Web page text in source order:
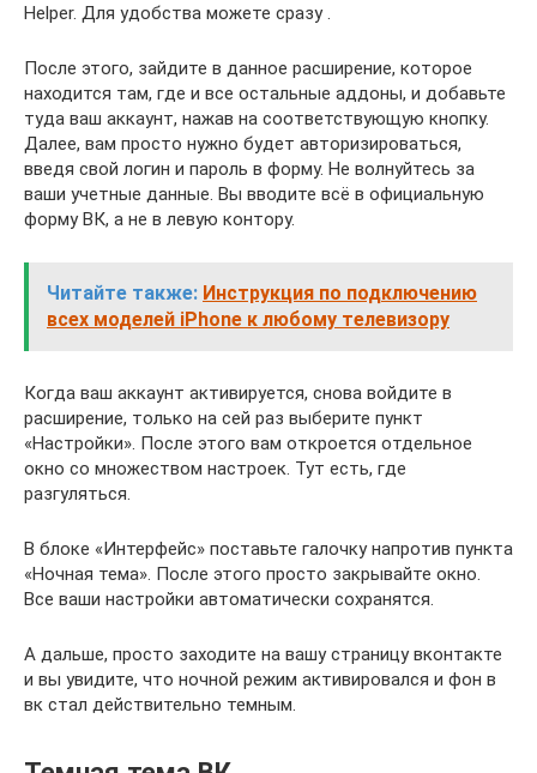
Helper. Для удобства можете сразу .
После этого, зайдите в данное расширение, которое
находится там, где и все остальные аддоны, и добавьте
туда ваш аккаунт, нажав на соответствующую кнопку.
Далее, вам просто нужно будет авторизироваться,
введя свой логин и пароль в форму. Не волнуйтесь за
ваши учетные данные. Вы вводите всё в официальную
форму ВК, а не в левую контору.
Читайте также: Инструкция по подключению
всех моделей iPhone к любому телевизору
Когда ваш аккаунт активируется, снова войдите в
расширение, только на сей раз выберите пункт
«Настройки». После этого вам откроется отдельное
окно со множеством настроек. Тут есть, где
разгуляться.
В блоке «Интерфейс» поставьте галочку напротив пункта
«Ночная тема». После этого просто закрывайте окно.
Все ваши настройки автоматически сохранятся.
А дальше, просто заходите на вашу страницу вконтакте
и вы увидите, что ночной режим активировался и фон в
вк стал действительно темным.